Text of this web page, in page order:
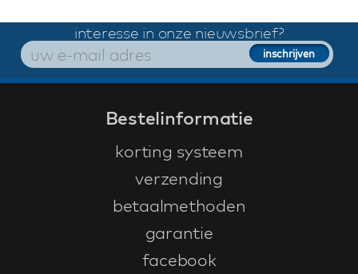
interesse in onze nieuwsbrief?
Bestelinformatie
korting systeem
verzending
betaalmethoden
garantie
facebook